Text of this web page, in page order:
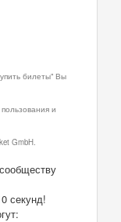
билеты" Вы
и
GmbH.
секунд!